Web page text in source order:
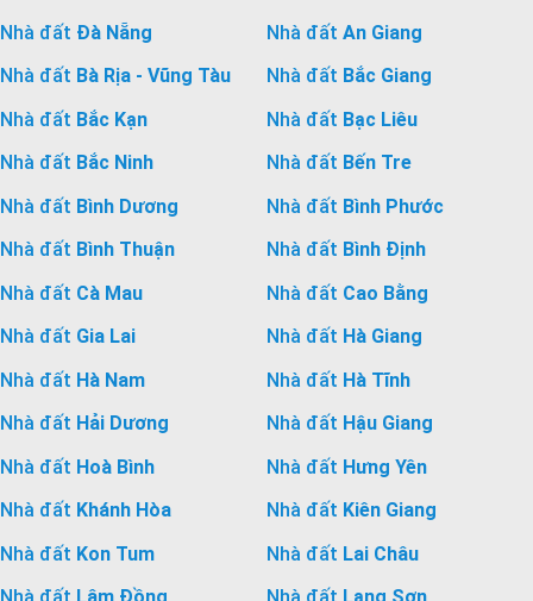
Nhà đất Đà Nẵng Nhà đất An Giang
Nhà đất Bà Rịa - Vũng Tàu Nhà đất Bắc Giang
Nhà đất Bắc Kạn Nhà đất Bạc Liêu
Nhà đất Bắc Ninh Nhà đất Bến Tre
Nhà đất Bình Dương Nhà đất Bình Phước
Nhà đất Bình Thuận Nhà đất Bình Định
Nhà đất Cà Mau Nhà đất Cao Bằng
Nhà đất Gia Lai Nhà đất Hà Giang
Nhà đất Hà Nam Nhà đất Hà Tĩnh
Nhà đất Hải Dương Nhà đất Hậu Giang
Nhà đất Hoà Bình Nhà đất Hưng Yên
Nhà đất Khánh Hòa Nhà đất Kiên Giang
Nhà đất Kon Tum Nhà đất Lai Châu